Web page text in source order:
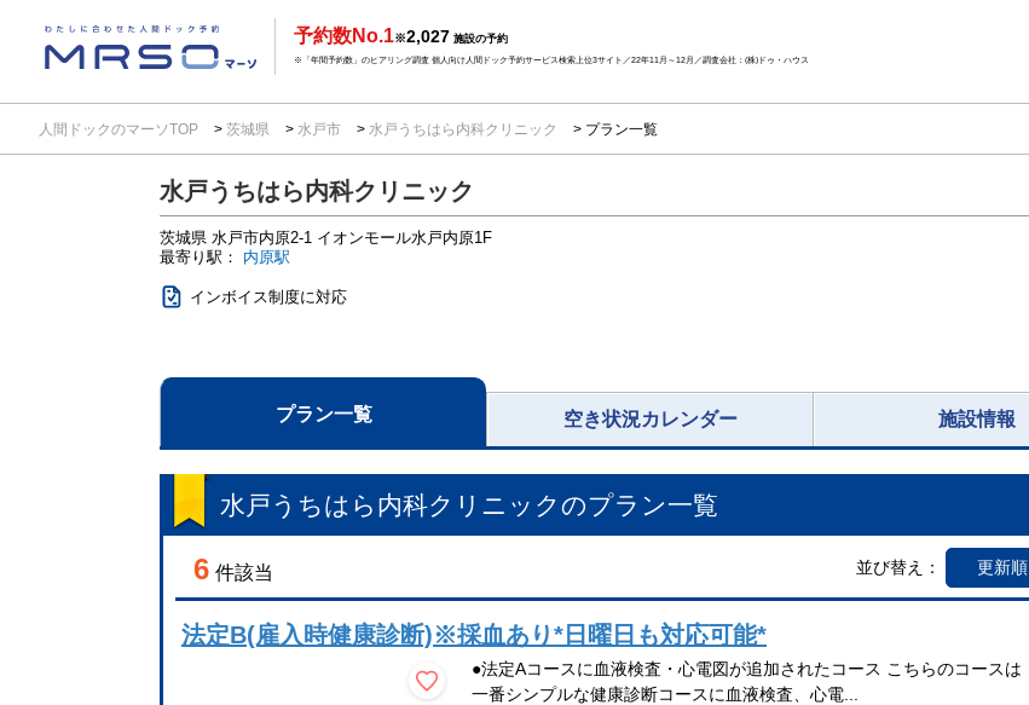
予約数No.1※2,027 施設の予約
※「年間予約数」のヒアリング調査 個人向け人間ドック予約サービス検索上位3サイト／22年11月～12月／調査会社：(株)ドゥ・ハウス
人間ドックのマーソTOP 茨城県 水戸市 水戸うちはら内科クリニック プラン一覧
水戸うちはら内科クリニック
茨城県 水戸市内原2-1 イオンモール水戸内原1F
最寄り駅： 内原駅
インボイス制度に対応
プラン一覧 空き状況カレンダー 施設情報
水戸うちはら内科クリニックのプラン一覧
6 件該当 並び替え： 更新順
法定B(雇入時健康診断)※採血あり*日曜日も対応可能*
●法定Aコースに血液検査・心電図が追加されたコース こちらのコースは
一番シンプルな健康診断コースに血液検査、心電...